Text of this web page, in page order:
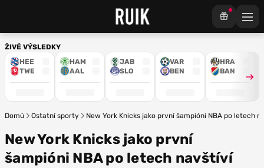
ŽIVÉ VÝSLEDKY
HEE
TWE
HAM
AAL
JAB
SLO
VAR
BEN
HRA
BAN
Domů Ostatní sporty New York Knicks jako první šampióni NBA po letech
New York Knicks jako první
šampióni NBA po letech navštíví